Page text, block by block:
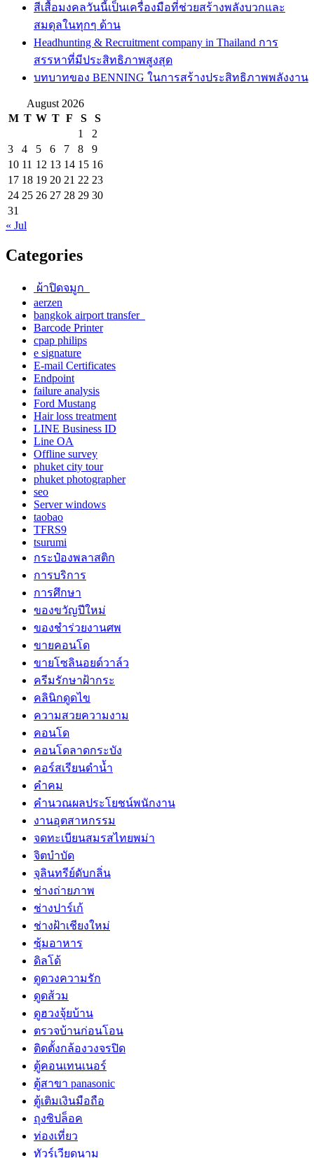
สีเสื้อมงคลวันนี้เป็นเครื่องมือที่ช่วยสร้างพลังบวกและ
สมดุลในทุกๆ ด้าน
Headhunting & Recruitment company in Thailand การ
สรรหาที่มีประสิทธิภาพสูงสุด
บทบาทของ BENNING ในการสร้างประสิทธิภาพพลังงาน
August 2026
M T W T F S
S
1
2
3
4 5 6 7 8
9
10 11 12 13 14 15 16
17 18 19 20 21 22 23
24 25 26 27 28 29 30
31
« Jul
Categories
ผ้าปิดจมูก
aerzen
bangkok airport transfer
Barcode Printer
cpap philips
e signature
E-mail Certificates
Endpoint
failure analysis
Ford Mustang
Hair loss treatment
LINE Business ID
Line OA
Offline survey
phuket city tour
phuket photographer
seo
Server windows
taobao
TFRS9
tsurumi
กระป๋องพลาสติก
การบริการ
การศึกษา
ของขวัญปีใหม่
ของชำร่วยงานศพ
ขายคอนโด
ขายโซลินอยด์วาล์ว
ครีมรักษาฝ้ากระ
คลินิกดูดไข
ความสวยความงาม
คอนโด
คอนโดลาดกระบัง
คอร์สเรียนดำน้ำ
คำคม
คำนวณผลประโยชน์พนักงาน
งานอุตสาหกรรม
จดทะเบียนสมรสไทยพม่า
จิตบำบัด
จุลินทรีย์ดับกลิ่น
ช่างถ่ายภาพ
ช่างปาร์เก้
ช่างฝ้าเชียงใหม่
ซุ้มอาหาร
ดิลโด้
ดูดวงความรัก
ดูดส้วม
ดูฮวงจุ้ยบ้าน
ตรวจบ้านก่อนโอน
ติดตั้งกล้องวงจรปิด
ตู้คอนเทนเนอร์
ตู้สาขา panasonic
ตู้เติมเงินมือถือ
ถุงซิปล็อค
ท่องเที่ยว
ทัวร์เวียดนาม